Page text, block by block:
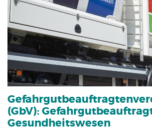
(GbV):
Gesundheits­wesen